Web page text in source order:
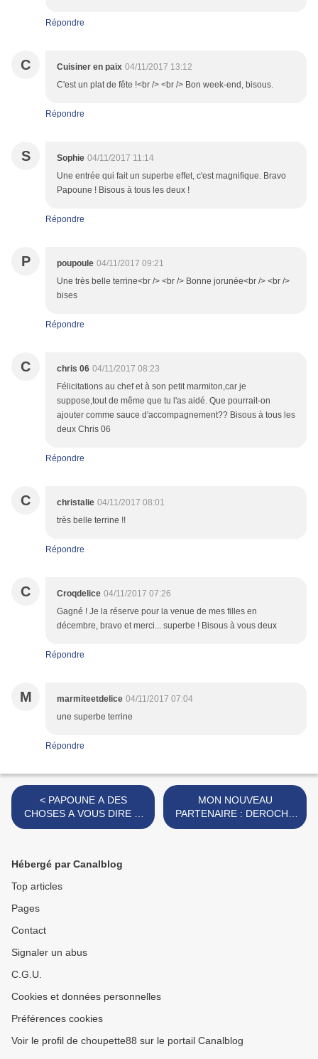
Répondre
C Cuisiner en paix 04/11/2017 13:12
C'est un plat de fête !<br /> <br /> Bon week-end, bisous.
Répondre
S Sophie 04/11/2017 11:14
Une entrée qui fait un superbe effet, c'est magnifique. Bravo
Papoune ! Bisous à tous les deux !
Répondre
P poupoule 04/11/2017 09:21
Une très belle terrine<br /> <br /> Bonne jorunée<br /> <br />
bises
Répondre
C chris 06 04/11/2017 08:23
Félicitations au chef et à son petit marmiton,car je
suppose,tout de même que tu l'as aidé. Que pourrait-on
ajouter comme sauce d'accompagnement?? Bisous à tous les
deux Chris 06
Répondre
C christalie 04/11/2017 08:01
très belle terrine !!
Répondre
C Croqdelice 04/11/2017 07:26
Gagné ! Je la réserve pour la venue de mes filles en
décembre, bravo et merci... superbe ! Bisous à vous deux
Répondre
M marmiteetdelice 04/11/2017 07:04
une superbe terrine
Répondre
< PAPOUNE A DES
CHOSES A VOUS DIRE ...
SUITE DE SON AVENTURE
MON NOUVEAU
PARTENAIRE : DEROCHE
>
Hébergé par Canalblog
Top articles
Pages
Contact
Signaler un abus
C.G.U.
Cookies et données personnelles
Préférences cookies
Voir le profil de choupette88 sur le portail Canalblog